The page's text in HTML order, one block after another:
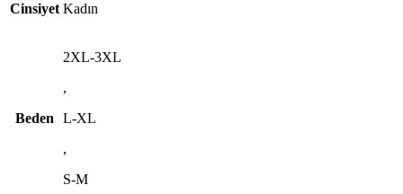
Cinsiyet Kadın
Beden
2XL-3XL
,
L-XL
,
S-M